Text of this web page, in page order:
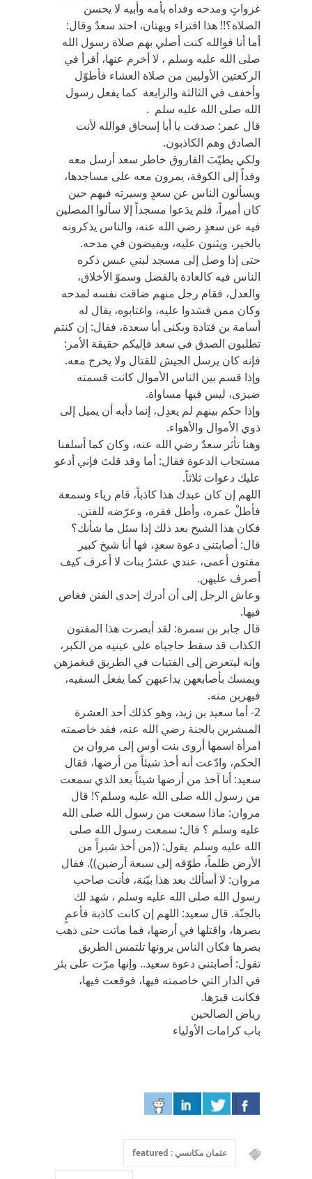
غزواتٍ ومدحه وفداه بأمه وأبيه لا يحسن
الصلاة؟!! هذا افتراء وبهتان، احتد سعدٌ وقال:
أما أنا فوالله كنت أصلي بهم صلاة رسول الله
صلى الله عليه وسلم ، لا أخرم عنها، أقرأ في
الركعتين الأوليين من صلاة العشاء فأطوّل
وأخفف في الثالثة والرابعة كما يفعل رسول
الله صلى الله عليه سلم .
قال عمر: صدقت يا أبا إسحاق فوالله لأنت
الصادق وهم الكاذبون.
ولكي يطيّبَ الفاروق خاطر سعد أرسل معه
وفداً إلى الكوفة، يمرون معه على مساجدها،
ويسألون الناس عن سعدٍ وسيرته فيهم حين
كان أميراً، فلم يدَعوا مسجداً إلا سألوا المصلين
فيه عن سعدٍ رضي الله عنه، والناس يذكرونه
بالخير، ويثنون عليه، ويفيضون في مدحه.
حتى إذا وصل إلى مسجد لبني عبس ذكره
الناس فيه كالعادة بالفضل وسموّ الأخلاق،
والعدل، فقام رجل منهم ضاقت نفسه لمدحه
وكان ممن فسَدوا عليه، واغتابوه، يقال له
أسامة بن قتادة ويكنى أبا سعدة، فقال: إن كنتم
تطلبون الصدق في سعد فإليكم حقيقة الأمر:
فإنه كان يرسل الجيش للقتال ولا يخرج معه.
وإذا قسم بين الناس الأموال كانت قسمته
ضيزى، ليس فيها مساواة.
وإذا حكم بينهم لم يعدِل، إنما دأبه أن يميل إلى
ذوي الأموال والأهواء.
وهنا تأثر سعدٌ رضي الله عنه، وكان كما أسلفنا
مستجاب الدعوة فقال: أما وقد قلتَ فإني أدعو
عليك دعوات ثلاثاً.
اللهم إن كان عبدك هذا كاذباً، قام رياء وسمعة
فأطلْ عمره، وأطل فقره، وعرّضه للفتن.
فكان هذا الشيخ بعد ذلك إذا سئل ما شأنك؟
قال: أصابتني دعوة سعدٍ، فها أنا شيخ كبير
مفتون أعمى، عندي عشرُ بنات لا أعرف كيف
أصرف عليهن.
وعاش الرجل إلى أن أدرك إحدى الفتن فغاص
فيها.
قال جابر بن سمرة: لقد أبصرت هذا المفتون
الكذاب قد سقط حاجباه على عينيه من الكبر،
وإنه ليتعرض إلى الفتيات في الطريق فيغمزهن
ويمسك بأصابعهن يداعبهن كما يفعل السفيه،
فيهربن منه.
2- أما سعيد بن زيد، وهو كذلك أحد العشرة
المبشرين بالجنة رضي الله عنه، فقد خاصمته
امرأة اسمها أروى بنت أوس إلى مروان بن
الحكم، وادّعت أنه أخذ شيئاً من أرضها، فقال
سعيد: أنا آخذ من أرضها شيئاً بعد الذي سمعت
من رسول الله صلى الله عليه وسلم؟! قال
مروان: ماذا سمعت من رسول الله صلى الله
عليه وسلم ؟ قال: سمعت رسول الله صلى
الله عليه وسلم يقول: ((من أخذ شبراً من
الأرض ظلماً، طوّقه إلى سبعة أرضين)). فقال
مروان: لا أسألك بعد هذا بيّنة، فأنت صاحب
رسول الله صلى الله عليه وسلم ، شهد لك
بالجنّة. قال سعيد: اللهم إن كانت كاذبة فأعمٍ
بصرها، واقتلها في أرضها، فما ماتت حتى ذهب
بصرها فكان الناس يرونها تلتمس الطريق
تقول: أصابتني دعوة سعيد.. وإنها مرّت على بئر
في الدار التي خاصمته فيها، فوقعت فيها،
فكانت قبرَها.
رياض الصالحين
باب كرامات الأولياء
عثمان مكانسي : featured